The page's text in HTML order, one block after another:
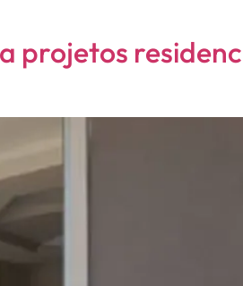
projetos